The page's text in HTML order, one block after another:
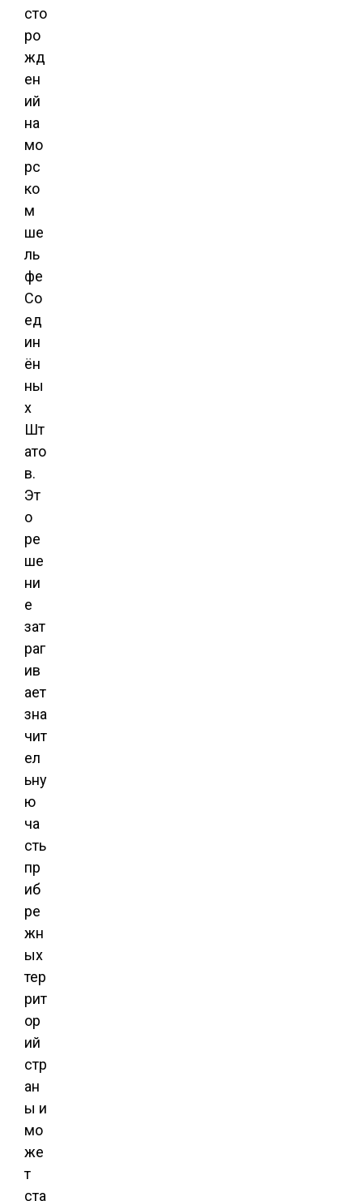
сто
ро
жд
ен
ий
на
мо
рс
ко
м
ше
ль
фе
Со
ед
ин
ён
ны
х
Шт
ато
в.
Эт
о
ре
ше
ни
е
зат
раг
ив
ает
зна
чит
ел
ьну
ю
ча
сть
пр
иб
ре
жн
ых
тер
рит
ор
ий
стр
ан
ы и
мо
же
т
ста